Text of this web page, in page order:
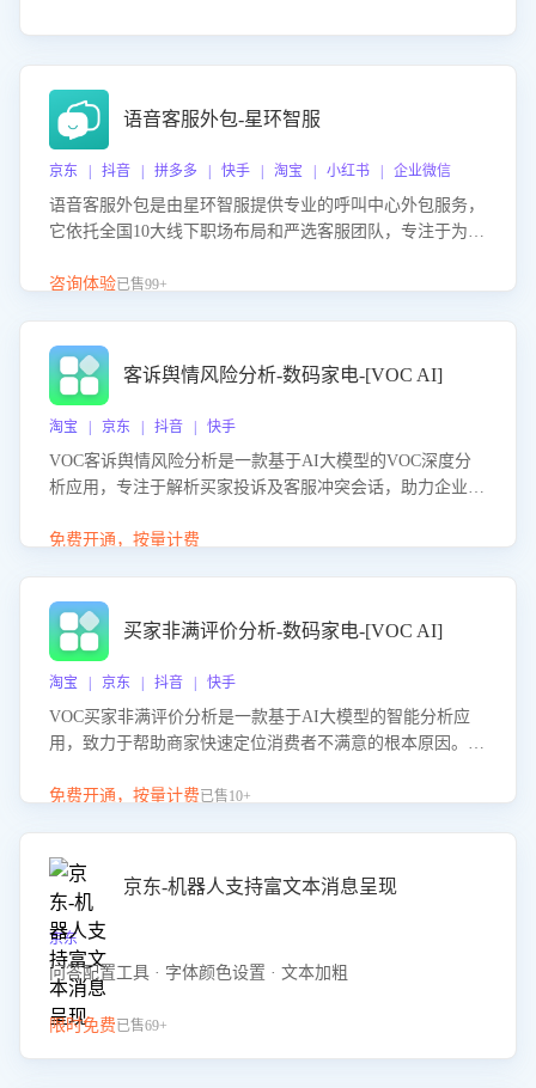
语音客服外包-星环智服
京东 | 抖音 | 拼多多 | 快手 | 淘宝 | 小红书 | 企业微信
语音客服外包是由星环智服提供专业的呼叫中心外包服务，
它依托全国10大线下职场布局和严选客服团队，专注于为企
客服团队和智能工具提升语音客服服务效率和质量，帮助企
咨询体验已售99+
客诉舆情风险分析-数码家电-[VOC AI]
淘宝 | 京东 | 抖音 | 快手
VOC客诉舆情风险分析是一款基于AI大模型的VOC深度分
析应用，专注于解析买家投诉及客服冲突会话，助力企业精
别客户情绪、归因争议根源，并客观评估客服应对合理性与
能力，阻断差评扩散，维护品牌声誉，实现客户满意度的持
续提升。
免费开通，按量计费
买家非满评价分析-数码家电-[VOC AI]
淘宝 | 京东 | 抖音 | 快手
VOC买家非满评价分析是一款基于AI大模型的智能分析应
用，致力于帮助商家快速定位消费者不满意的根本原因。该
客服原因或其它部门原因，明确责任归属，提供可落地的改
改，有效提升客户满意度和店铺整体服务质量。
免费开通，按量计费已售10+
京东-机器人支持富文本消息呈现
京东
问答配置工具 · 字体颜色设置 · 文本加粗
限时免费已售69+